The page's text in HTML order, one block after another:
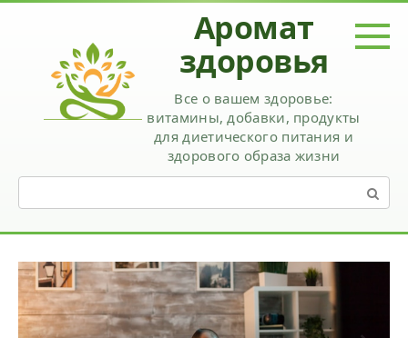
Перейти
Аромат
здоровья
Все о вашем здоровье:
витамины, добавки, продукты
для диетического питания и
здорового образа жизни
Поиск: